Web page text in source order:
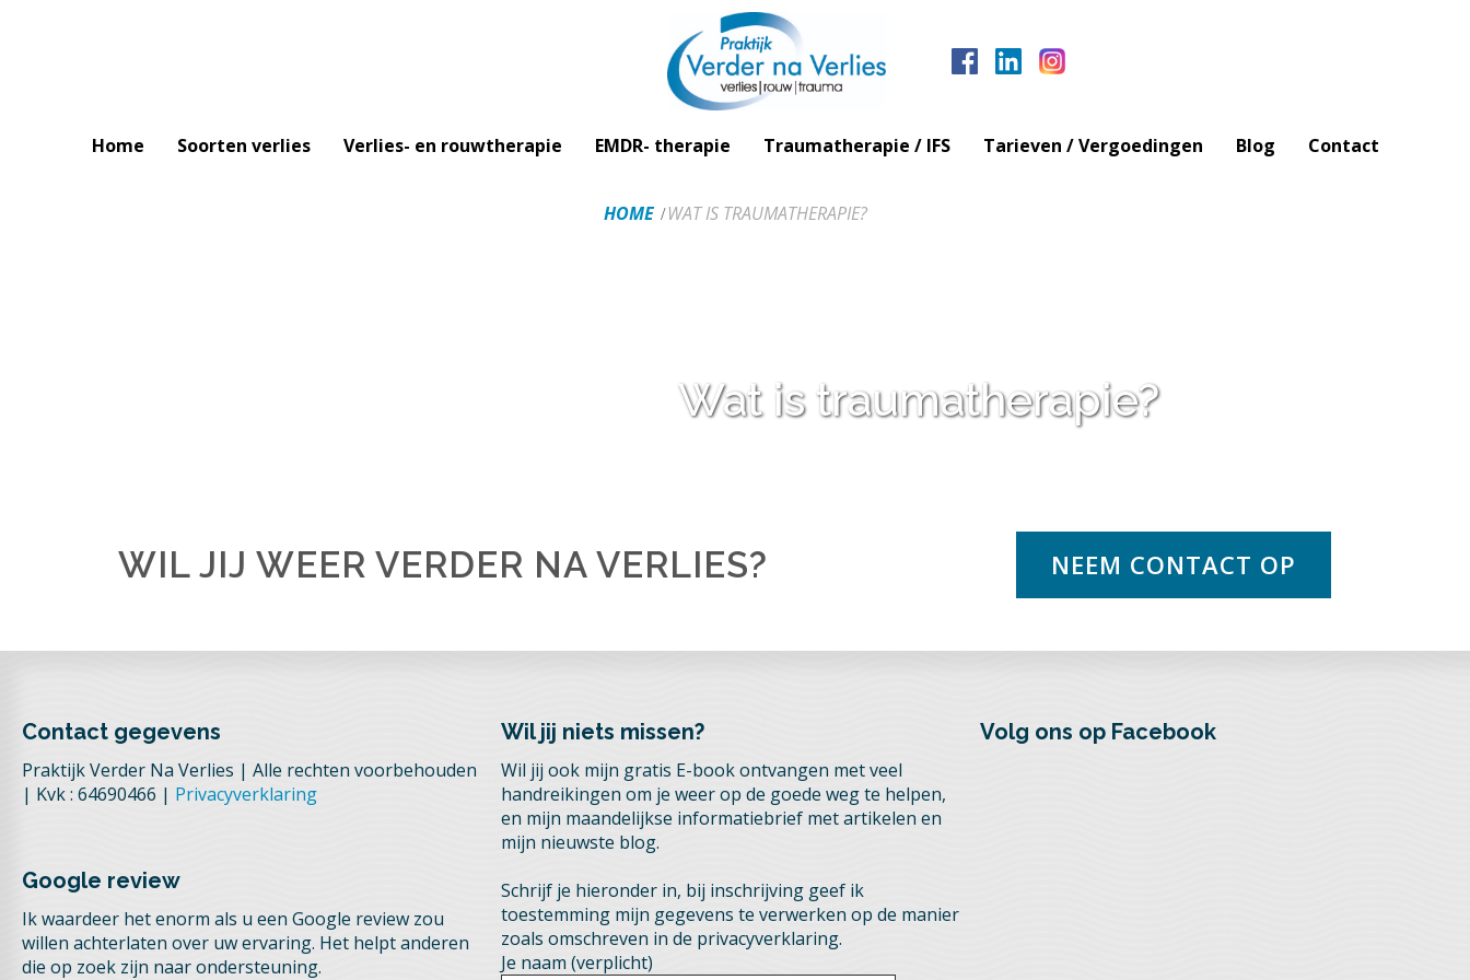
Home Soorten verlies Verlies- en rouwtherapie EMDR- therapie Traumatherapie / IFS Tarieven / Vergoedingen Blog Contact
HOME WAT IS TRAUMATHERAPIE?
Wat is traumatherapie?
WIL JIJ WEER VERDER NA VERLIES? NEEM CONTACT OP
Contact gegevens
Praktijk Verder Na Verlies | Alle rechten voorbehouden
| Kvk : 64690466 | Privacyverklaring
Google review
Ik waardeer het enorm als u een Google review zou
willen achterlaten over uw ervaring. Het helpt anderen
die op zoek zijn naar ondersteuning.
Wil jij niets missen?
Wil jij ook mijn gratis E-book ontvangen met veel
handreikingen om je weer op de goede weg te helpen,
en mijn maandelijkse informatiebrief met artikelen en
mijn nieuwste blog.
Schrijf je hieronder in, bij inschrijving geef ik
toestemming mijn gegevens te verwerken op de manier
zoals omschreven in de privacyverklaring.
Je naam (verplicht)
Volg ons op Facebook